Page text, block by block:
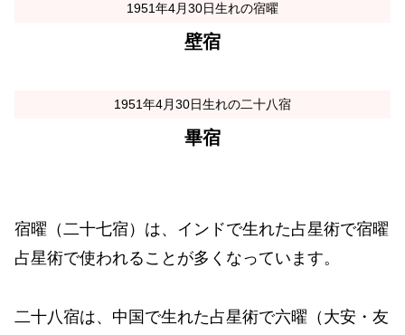
1951年4月30日生れの宿曜
壁宿
1951年4月30日生れの二十八宿
畢宿
宿曜（二十七宿）は、インドで生れた占星術で宿曜
占星術で使われることが多くなっています。
二十八宿は、中国で生れた占星術で六曜（大安・友